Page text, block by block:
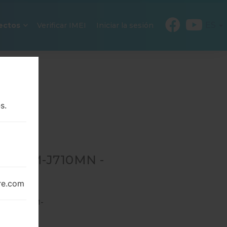
Verificar IMEI Iniciar la sesión
SM-J710MN -
SM-